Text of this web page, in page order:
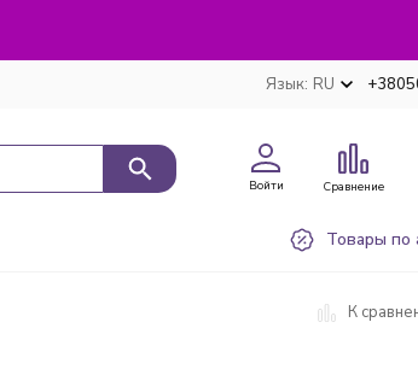
Язык: RU
Войти Сравнение
Товары по
К